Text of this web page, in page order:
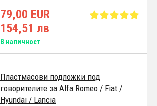
79,00 EUR
154,51 лв
В наличност
Пластмасови подложки под
говорителите за Alfa Romeo / Fiat /
Hyundai / Lancia